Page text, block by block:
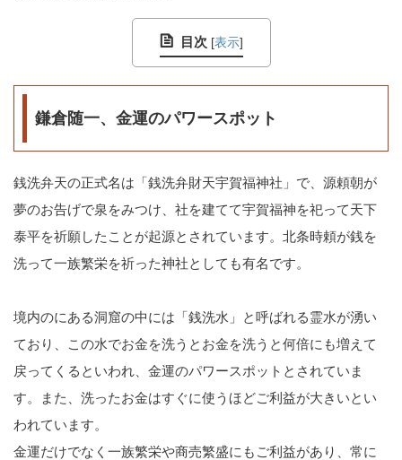
目次 [表示]
鎌倉随一、金運のパワースポット
銭洗弁天の正式名は「銭洗弁財天宇賀福神社」で、源頼朝が
夢のお告げで泉をみつけ、社を建てて宇賀福神を祀って天下
泰平を祈願したことが起源とされています。北条時頼が銭を
洗って一族繁栄を祈った神社としても有名です。
境内のにある洞窟の中には「銭洗水」と呼ばれる霊水が湧い
ており、この水でお金を洗うとお金を洗うと何倍にも増えて
戻ってくるといわれ、金運のパワースポットとされていま
す。また、洗ったお金はすぐに使うほどご利益が大きいとい
われています。
金運だけでなく一族繁栄や商売繁盛にもご利益があり、常に